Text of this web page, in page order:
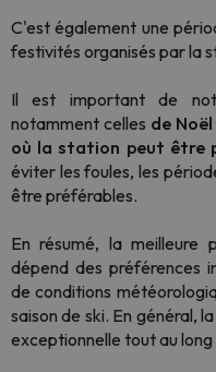
C'est également une
festivités organisés par la
Il est important de
notamment celles de
où la station peut être
éviter les foules, les
être préférables.
En résumé, la meilleure
dépend des préférences
de conditions
saison de ski. En général,
exceptionnelle tout au long